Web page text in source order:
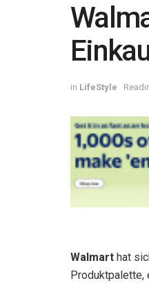
in LifeStyle
Walmart hat